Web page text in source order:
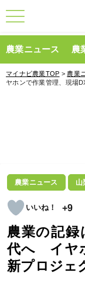
農業ニュース 農
マイナビ農業TOP > 農業
ヤホンで作業管理、現場
農業ニュース 山
+9
農業の記録
代へ イヤ
新プロジェ